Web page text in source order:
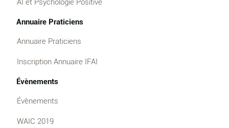
AI et Psychologie Positive
Annuaire Praticiens
Annuaire Praticiens
Inscription Annuaire IFAI
Évènements
Évènements
WAIC 2019